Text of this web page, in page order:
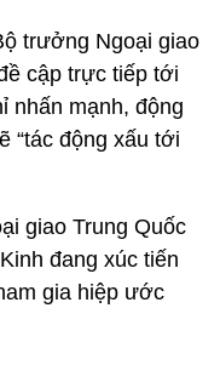
trưởng Ngoại giao
cập trực tiếp tới
nhấn mạnh, động
“tác động xấu tới
giao Trung Quốc
đang xúc tiến
gia hiệp ước